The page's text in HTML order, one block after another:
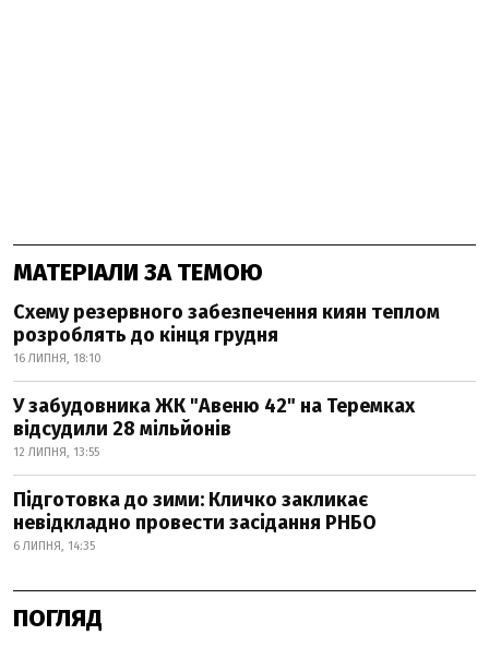
МАТЕРІАЛИ ЗА ТЕМОЮ
Схему резервного забезпечення киян теплом
розроблять до кінця грудня
16 ЛИПНЯ, 18:10
У забудовника ЖК "Авеню 42" на Теремках
відсудили 28 мільйонів
12 ЛИПНЯ, 13:55
Підготовка до зими: Кличко закликає
невідкладно провести засідання РНБО
6 ЛИПНЯ, 14:35
ПОГЛЯД